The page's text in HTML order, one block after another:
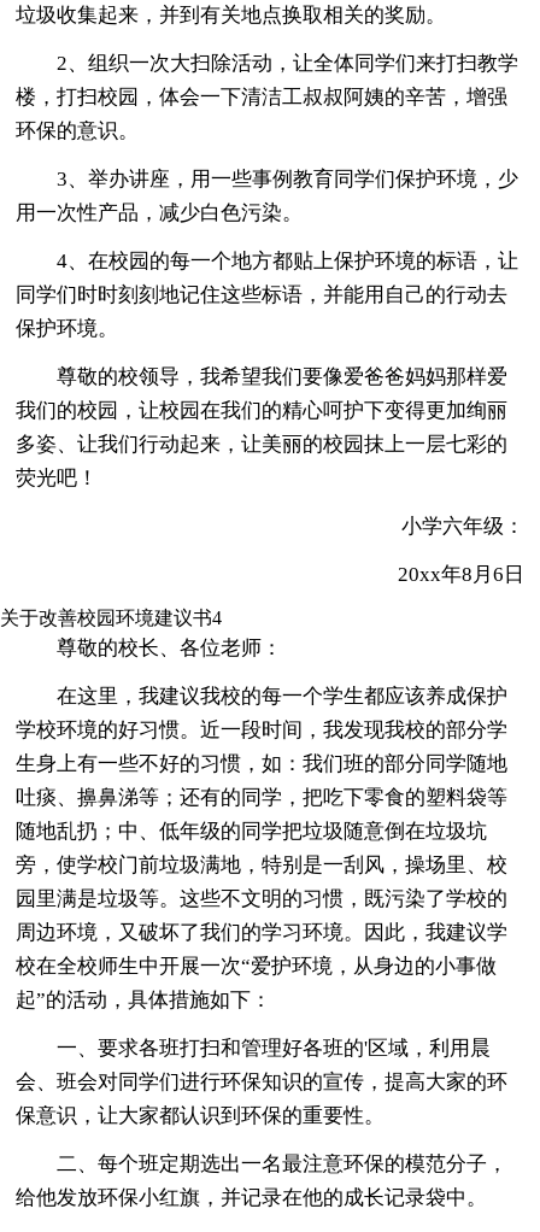
垃圾收集起来，并到有关地点换取相关的奖励。
2、组织一次大扫除活动，让全体同学们来打扫教学
楼，打扫校园，体会一下清洁工叔叔阿姨的辛苦，增强
环保的意识。
3、举办讲座，用一些事例教育同学们保护环境，少
用一次性产品，减少白色污染。
4、在校园的每一个地方都贴上保护环境的标语，让
同学们时时刻刻地记住这些标语，并能用自己的行动去
保护环境。
尊敬的校领导，我希望我们要像爱爸爸妈妈那样爱
我们的校园，让校园在我们的精心呵护下变得更加绚丽
多姿、让我们行动起来，让美丽的校园抹上一层七彩的
荧光吧！
小学六年级：
20xx年8月6日
关于改善校园环境建议书4
尊敬的校长、各位老师：
在这里，我建议我校的每一个学生都应该养成保护
学校环境的好习惯。近一段时间，我发现我校的部分学
生身上有一些不好的习惯，如：我们班的部分同学随地
吐痰、擤鼻涕等；还有的同学，把吃下零食的塑料袋等
随地乱扔；中、低年级的同学把垃圾随意倒在垃圾坑
旁，使学校门前垃圾满地，特别是一刮风，操场里、校
园里满是垃圾等。这些不文明的习惯，既污染了学校的
周边环境，又破坏了我们的学习环境。因此，我建议学
校在全校师生中开展一次“爱护环境，从身边的小事做
起”的活动，具体措施如下：
一、要求各班打扫和管理好各班的'区域，利用晨
会、班会对同学们进行环保知识的宣传，提高大家的环
保意识，让大家都认识到环保的重要性。
二、每个班定期选出一名最注意环保的模范分子，
给他发放环保小红旗，并记录在他的成长记录袋中。